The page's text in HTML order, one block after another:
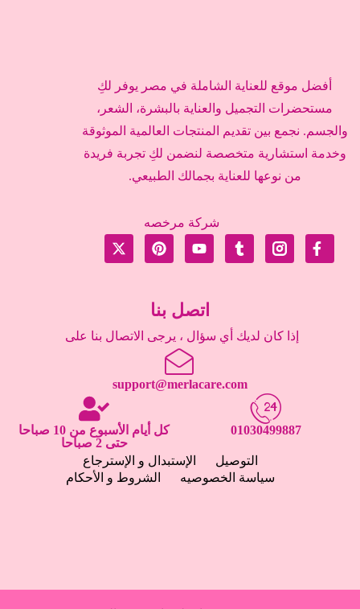
أفضل موقع للعناية الشاملة في مصر يوفر لكِ
مستحضرات التجميل والعناية بالبشرة، الشعر،
والجسم. نجمع بين تقديم المنتجات العالمية الموثوقة
وخدمة استشارية متخصصة لنضمن لكِ تجربة فريدة
من نوعها للعناية بجمالك الطبيعي.
شركة مرخصه
اتصل بنا
إذا كان لديك أي سؤال ، يرجى الاتصال بنا على
support@merlacare.com
01030499887
كل أيام الأسبوع من 10 صباحا
حتى 2 صباحا
التوصيل
الإستبدال و الإسترجاع
سياسة الخصوصيه
الشروط و الأحكام